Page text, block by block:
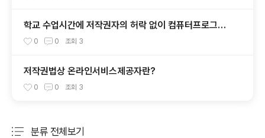
학교 수업시간에 저작권자의 허락 없이 컴퓨터프로그램
을 설치하여 이용해도 되나요?
0 0 조회 3
저작권법상 온라인서비스제공자란?
0 0 조회 3
분류 전체보기